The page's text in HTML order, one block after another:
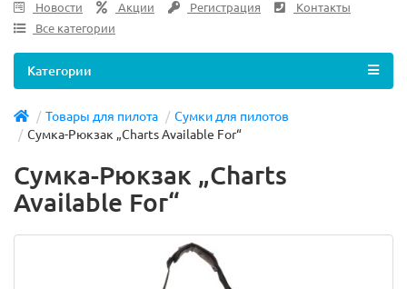
Новости Акции Регистрация
Контакты
Все категории
Категории
Товары для пилота
Сумки для пилотов
Сумка-Рюкзак „Charts Available For“
Сумка-Рюкзак „Charts
Available For“